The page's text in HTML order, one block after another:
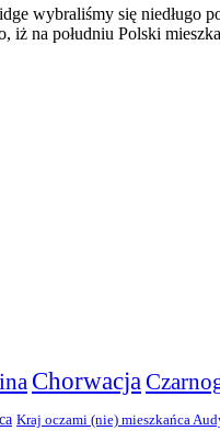
się niedługo
iż na południu Polski
Chorwacja
Kraj oczami (nie) mieszkańca